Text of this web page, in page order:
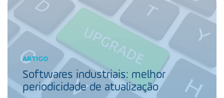
ARTIGO
Softwares industriais: melhor
periodicidade de atualização